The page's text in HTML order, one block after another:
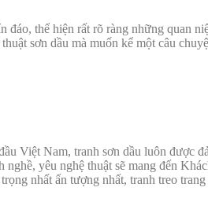
đáo, thể hiện rất rõ ràng những quan
sơn dầu mà muốn kể một câu
Việt Nam, tranh sơn dầu luôn được
yêu nghệ thuật sẽ mang đến
nhất ấn tượng nhất, tranh treo